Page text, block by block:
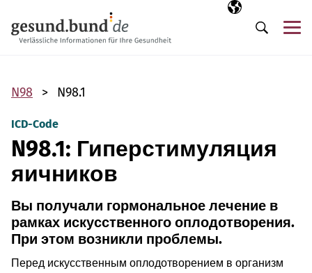
Выбранный
RU
Поиск
N98 N98.1
ICD-Code
N98.1: Гиперстимуляция
яичников
Вы получали гормональное лечение в
рамках искусственного оплодотворения.
При этом возникли проблемы.
Перед искусственным оплодотворением в организм